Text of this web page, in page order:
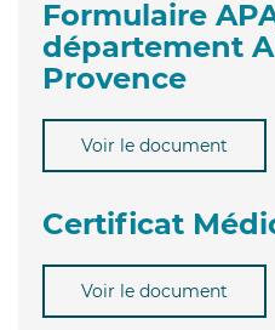
Formulaire
département
Provence
Voir le document
Certificat
Voir le document